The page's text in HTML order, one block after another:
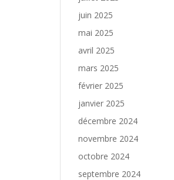
juin 2025
mai 2025
avril 2025
mars 2025
février 2025
janvier 2025
décembre 2024
novembre 2024
octobre 2024
septembre 2024